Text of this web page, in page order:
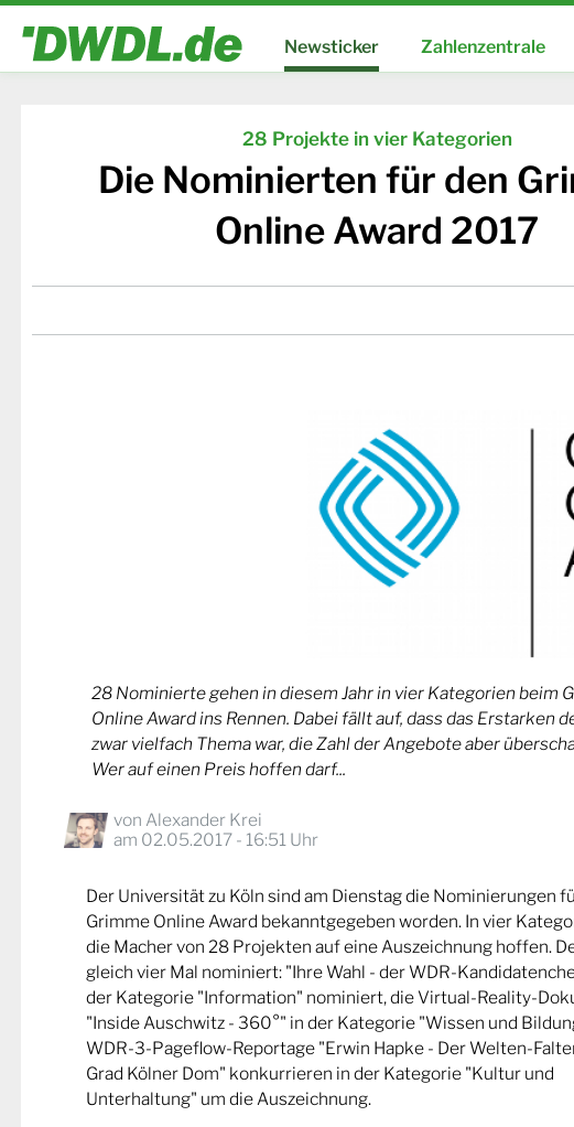
Newsticker Zahlenzentrale
28 Projekte in vier Kategorien
Die Nominierten für den
Online Award 2017
28 Nominierte gehen in diesem Jahr in vier Kategorien beim
Online Award ins Rennen. Dabei fällt auf, dass das Erstarken
zwar vielfach Thema war, die Zahl der Angebote aber
Wer auf einen Preis hoffen darf...
von Alexander Krei
am 02.05.2017 - 16:51 Uhr
Der Universität zu Köln sind am Dienstag die Nominierungen
Grimme Online Award bekanntgegeben worden. In vier
die Macher von 28 Projekten auf eine Auszeichnung hoffen.
gleich vier Mal nominiert: "Ihre Wahl - der WDR-
der Kategorie "Information" nominiert, die Virtual-Reality-
"Inside Auschwitz - 360°" in der Kategorie "Wissen und
WDR-3-Pageflow-Reportage "Erwin Hapke - Der Welten-
Grad Kölner Dom" konkurrieren in der Kategorie "Kultur und
Unterhaltung" um die Auszeichnung.